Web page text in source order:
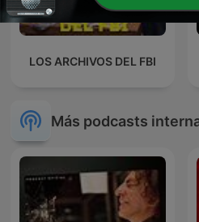
LOS ARCHIVOS DEL FBI
Más podcasts